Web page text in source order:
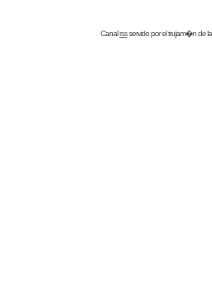
Canalrssservido por eltrujam�nde